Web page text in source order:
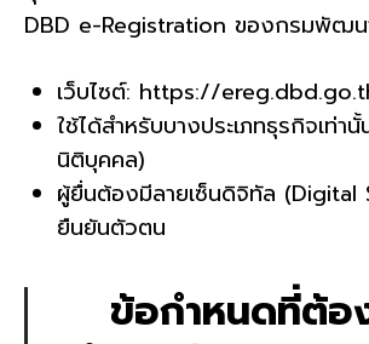
DBD e-Registration ของกรมพัฒน
เว็บไซต์: https://
ใช้ได้สำหรับบางประเภทธุรกิจเท่า
นิติบุคคล)
ผู้ยื่นต้องมีลายเซ็นดิจิทัล (Digital
ยืนยันตัวตน
ข้อกำหนดที่ต้อ